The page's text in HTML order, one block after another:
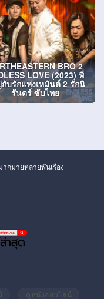
BRO 2
LOVE (2023) พี่
บรักแห่งเหมันต์ 2 รักนิ
รันดร์ ซับไทย
กมายหลายพันเรื่อง
ดูหนังออนไลน์